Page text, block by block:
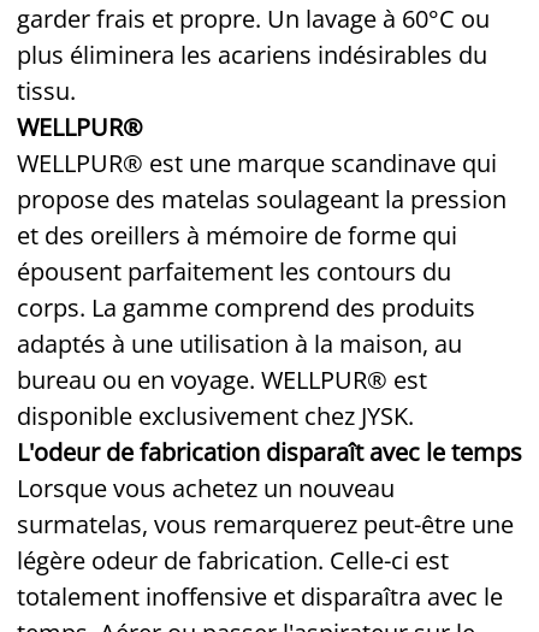
garder frais et propre. Un lavage à 60°C ou
plus éliminera les acariens indésirables du
tissu.
WELLPUR®
WELLPUR® est une marque scandinave qui
propose des matelas soulageant la pression
et des oreillers à mémoire de forme qui
épousent parfaitement les contours du
corps. La gamme comprend des produits
adaptés à une utilisation à la maison, au
bureau ou en voyage. WELLPUR® est
disponible exclusivement chez JYSK.
L'odeur de fabrication disparaît avec le temps
Lorsque vous achetez un nouveau
surmatelas, vous remarquerez peut-être une
légère odeur de fabrication. Celle-ci est
totalement inoffensive et disparaîtra avec le